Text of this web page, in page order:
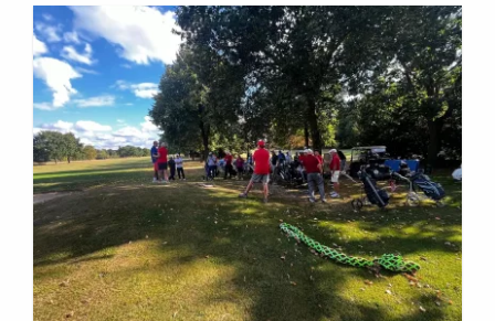
Golfschule
Gastronomie
Sport
Kontakt